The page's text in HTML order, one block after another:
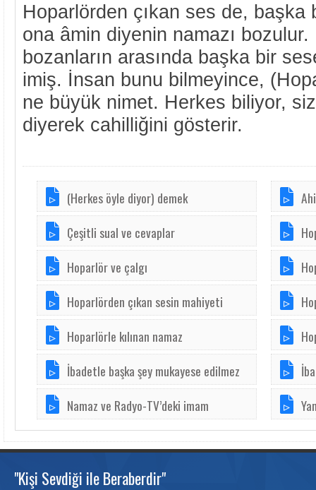
Hoparlörden çıkan ses de,
ona âmin diyenin namazı
bozanların arasında başka bir
imiş. İnsan bunu bilmeyince,
ne büyük nimet. Herkes biliyor,
diyerek cahilliğini gösterir.
(Herkes öyle diyor) demek
Çeşitli sual ve cevaplar
Hoparlör ve çalgı
Hoparlörden çıkan sesin mahiyeti
Hoparlörle kılınan namaz
İbadetle başka şey mukayese edilmez
Namaz ve Radyo-TV’deki imam
"Kişi Sevdiği ile Beraberdir"